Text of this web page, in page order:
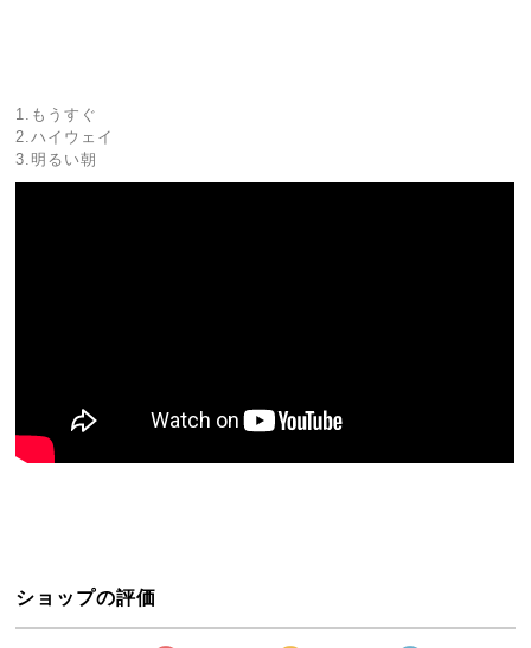
1.もうすぐ
2.ハイウェイ
3.明るい朝
ショップの評価